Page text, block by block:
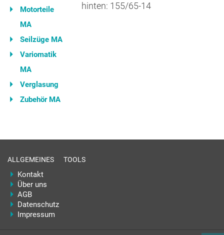
Motorteile
MA
Seilzüge MA
Variomatik
MA
Verglasung
Zubehör MA
hinten: 155/65-14
ALLGEMEINES
Kontakt
Über uns
AGB
Datenschutz
Impressum
TOOLS